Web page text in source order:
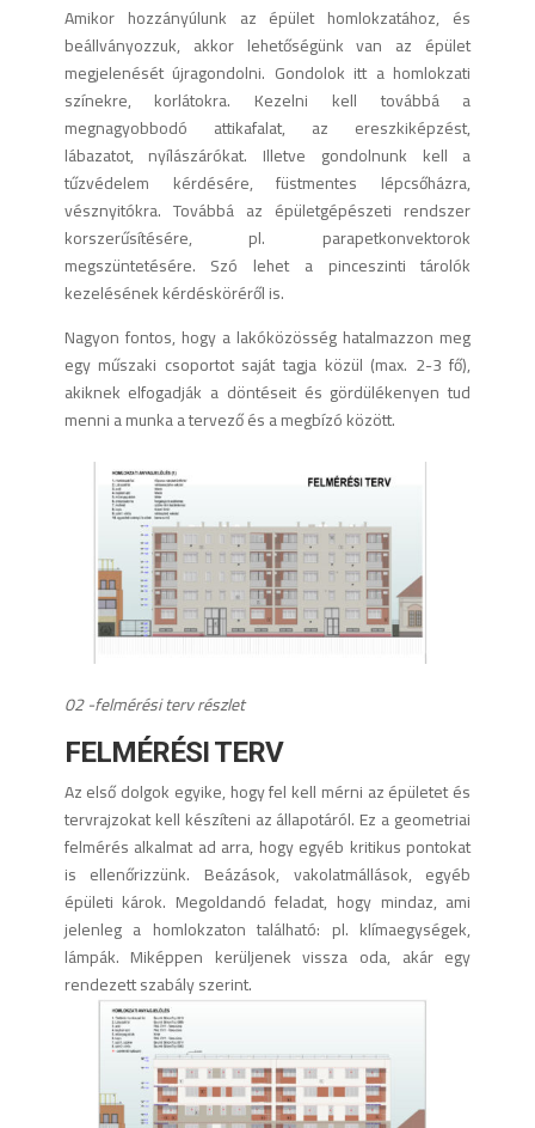
Amikor hozzányúlunk az épület homlokzatához, és
beállványozzuk, akkor lehetőségünk van az épület
megjelenését újragondolni. Gondolok itt a homlokzati
színekre, korlátokra. Kezelni kell továbbá a
megnagyobbodó attikafalat, az ereszkiképzést,
lábazatot, nyílászárókat. Illetve gondolnunk kell a
tűzvédelem kérdésére, füstmentes lépcsőházra,
vésznyitókra. Továbbá az épületgépészeti rendszer
korszerűsítésére, pl. parapetkonvektorok
megszüntetésére. Szó lehet a pinceszinti tárolók
kezelésének kérdésköréről is.
Nagyon fontos, hogy a lakóközösség hatalmazzon meg
egy műszaki csoportot saját tagja közül (max. 2-3 fő),
akiknek elfogadják a döntéseit és gördülékenyen tud
menni a munka a tervező és a megbízó között.
02 -felmérési terv részlet
FELMÉRÉSI TERV
Az első dolgok egyike, hogy fel kell mérni az épületet és
tervrajzokat kell készíteni az állapotáról. Ez a geometriai
felmérés alkalmat ad arra, hogy egyéb kritikus pontokat
is ellenőrizzünk. Beázások, vakolatmállások, egyéb
épületi károk. Megoldandó feladat, hogy mindaz, ami
jelenleg a homlokzaton található: pl. klímaegységek,
lámpák. Miképpen kerüljenek vissza oda, akár egy
rendezett szabály szerint.